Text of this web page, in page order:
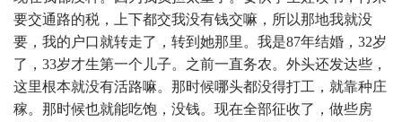
要交通路的税，上下都交我没有钱交嘛，所以那地我就没
要，我的户口就转走了，转到她那里。我是87年结婚，32岁
了，33岁才生第一个儿子。之前一直务农。外头还发达些，
这里根本就没有活路嘛。那时候哪头都没得打工，就靠种庄
稼。那时候也就能吃饱，没钱。现在全部征收了，做些房